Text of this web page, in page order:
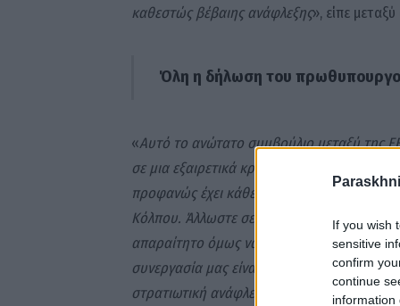
If you wish
sensitive
confirm
continue
information
καθεστώς βέβαιης ανάφλεξης», είπε
Όλη η δήλωση του
«Αυτό το ανώτατο συμβούλιο μεταξύ της
σε μια εξαιρετικά κρίσιμη συγκυρία. Η
προφανώς έχει κάθε επιθυμία να
Κόλπου. Άλλωστε σε διμερές επίπεδο η
απαραίτητο όμως να εμβαθύνουμε
συνεργασία μας είναι όλο και απαραίτητη
στρατιωτική ανάφλεξη και είναι